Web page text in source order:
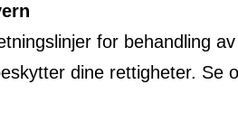
for behandling
dine rettigheter. Se